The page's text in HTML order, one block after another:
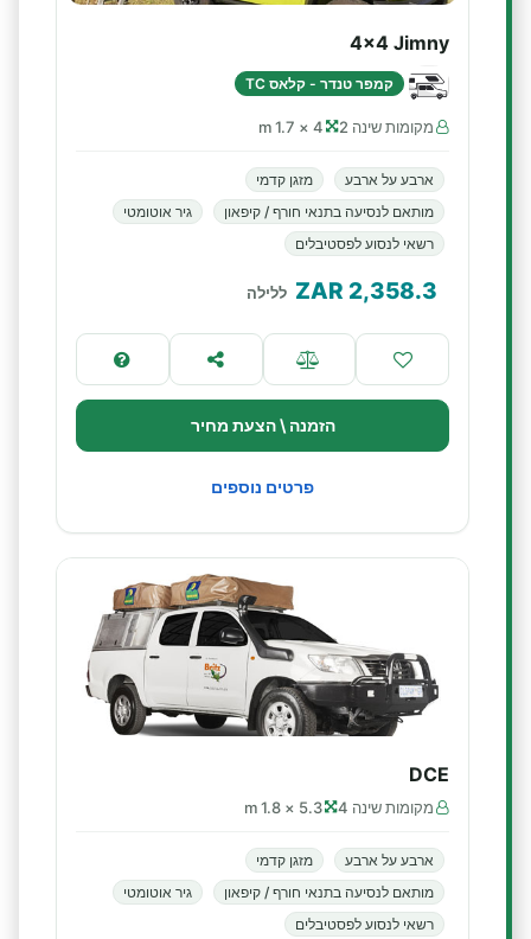
4x4 Jimny
קמפר טנדר - קלאס TC
מקומות שינה 2 4 × 1.7 m
ארבע על ארבע
מזגן קדמי
מותאם לנסיעה בתנאי חורף / קיפאון
גיר אוטומטי
רשאי לנסוע לפסטיבלים
2,358.3
ZAR ללילה
הזמנה \ הצעת מחיר
פרטים נוספים
DCE
מקומות שינה 4 5.3 × 1.8 m
ארבע על ארבע
מזגן קדמי
מותאם לנסיעה בתנאי חורף / קיפאון
גיר אוטומטי
רשאי לנסוע לפסטיבלים